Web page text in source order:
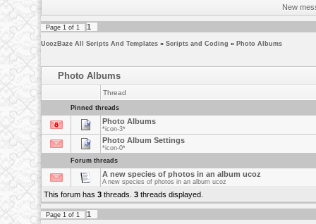
New
Page 1 of 1 1
UcozBaze All Scripts And Templates » Scripts and Coding » Photo Albums
Photo Albums
Thread
Pinned threads
Photo Albums
*icon-3*
Photo Album Settings
*icon-0*
Forum threads
A new species of photos in an album ucoz
A new species of photos in an album ucoz
This forum has 3 threads. 3 threads displayed.
Page 1 of 1 1